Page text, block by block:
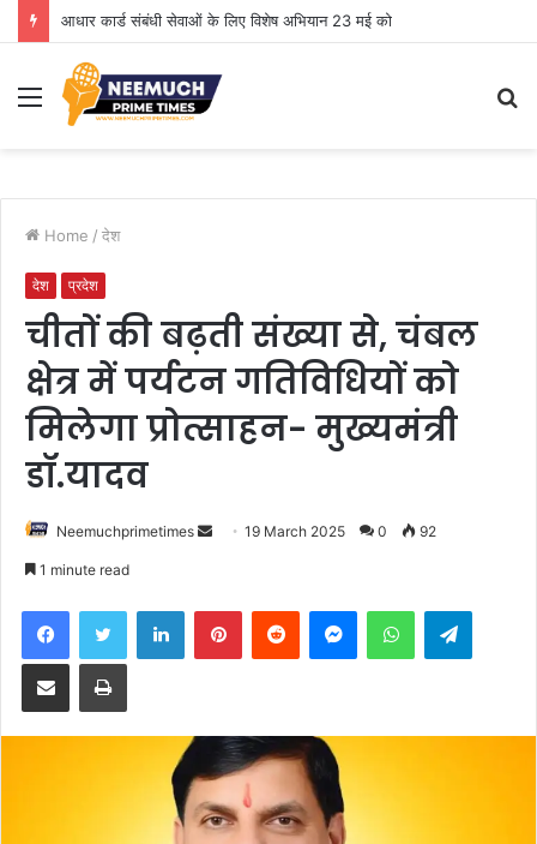
आधार कार्ड संबंधी सेवाओं के लिए विशेष अभियान 23 मई को
Menu
Home / देश
देश प्रदेश
चीतों की बढ़ती संख्या से, चंबल
क्षेत्र में पर्यटन गतिविधियों को
मिलेगा प्रोत्साहन- मुख्यमंत्री
डॉ.यादव
Neemuchprimetimes
Send19 March 2025 0 92
1 minute read
FacebookTwitter LinkedInPinterestReddit MessengerWhatsApp
Share via Email Print